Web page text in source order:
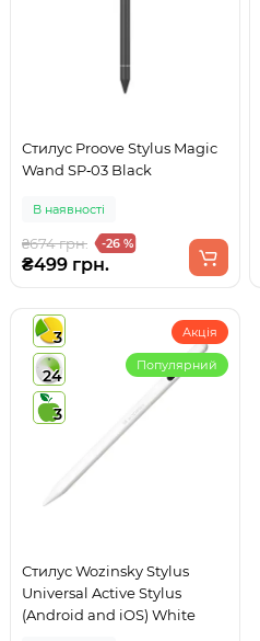
Стилус Proove Stylus Magic
Wand SP‑03 Black
В наявності
₴674 грн. -26 %
₴499 грн.
3
24
3
Акція
Популярний
Стилус Wozinsky Stylus
Universal Active Stylus
(Android and iOS) White